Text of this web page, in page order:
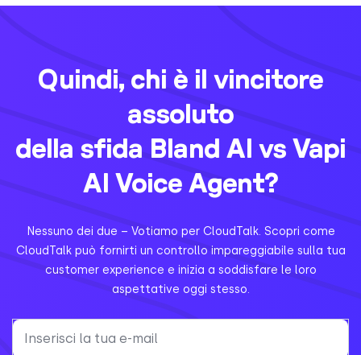
Quindi, chi è il vincitore
assoluto
della sfida Bland AI vs Vapi
AI Voice Agent?
Nessuno dei due – Votiamo per CloudTalk. Scopri come
CloudTalk può fornirti un controllo impareggiabile sulla tua
customer experience e inizia a soddisfare le loro
aspettative oggi stesso.